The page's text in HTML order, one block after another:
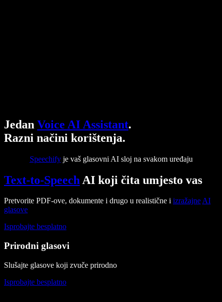
Jedan Voice AI Assistant.
Razni načini korištenja.
Speechifyje vaš glasovni AI sloj na svakom uređaju
Text-to-Speech AI koji čita umjesto vas
Pretvorite PDF-ove, dokumente i drugo u realistične i izražajneAI
glasove
Isprobajte besplatno
Prirodni glasovi
Slušajte glasove koji zvuče prirodno
Isprobajte besplatno